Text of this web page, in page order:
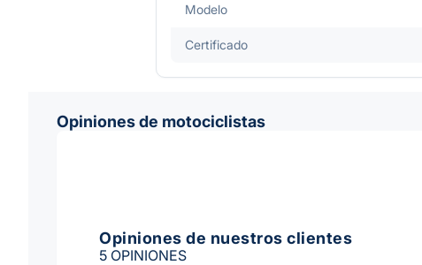
Modelo
Certificado
Opiniones de motociclistas
Opiniones de nuestros clientes
5 OPINIONES